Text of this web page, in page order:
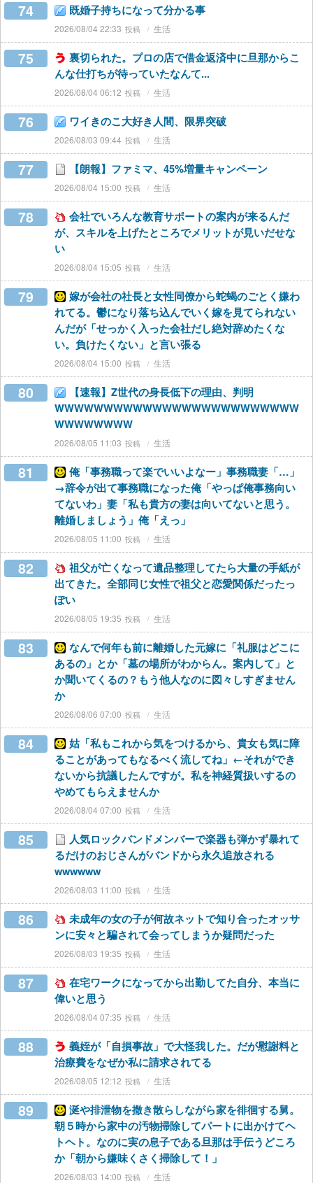
74 既婚子持ちになって分かる事
2026/08/04 22:33 生活
75
裏切られた。プロの店で借金返済中に旦那からこ
んな仕打ちが待っていたなんて...
2026/08/04 06:12 生活
76 ワイきのこ大好き人間、限界突破
2026/08/03 09:44 生活
77 【朗報】ファミマ、45%増量キャンペーン
2026/08/04 15:00 生活
78
会社でいろんな教育サポートの案内が来るんだ
が、スキルを上げたところでメリットが見いだせな
い
2026/08/04 15:05 生活
79
嫁が会社の社長と女性同僚から蛇蝎のごとく嫌わ
れてる。鬱になり落ち込んでいく嫁を見てられない
んだが「せっかく入った会社だし絶対辞めたくな
い。負けたくない」と言い張る
2026/08/04 15:00 生活
80
【速報】Z世代の身長低下の理由、判明
WWWWWWWWWWWWWWWWWWWWWWWWW
WWWWWWWW
2026/08/05 11:03 生活
81
俺「事務職って楽でいいよなー」事務職妻「…」
→辞令が出て事務職になった俺「やっぱ俺事務向い
てないわ」妻「私も貴方の妻は向いてないと思う。
離婚しましょう」俺「えっ」
2026/08/05 11:00 生活
82
祖父が亡くなって遺品整理してたら大量の手紙が
出てきた。全部同じ女性で祖父と恋愛関係だったっ
ぽい
2026/08/05 19:35 生活
83
なんで何年も前に離婚した元嫁に「礼服はどこに
あるの」とか「墓の場所がわからん。案内して」と
か聞いてくるの？もう他人なのに図々しすぎません
か
2026/08/06 07:00 生活
84
姑「私もこれから気をつけるから、貴女も気に障
ることがあってもなるべく流してね」←それができ
ないから抗議したんですが。私を神経質扱いするの
やめてもらえませんか
2026/08/04 07:00 生活
85
人気ロックバンドメンバーで楽器も弾かず暴れて
るだけのおじさんがバンドから永久追放される
wwwwww
2026/08/03 11:00 生活
86
未成年の女の子が何故ネットで知り合ったオッサ
ンに安々と騙されて会ってしまうか疑問だった
2026/08/03 19:35 生活
87
在宅ワークになってから出勤してた自分、本当に
偉いと思う
2026/08/04 07:35 生活
88
義姪が「自損事故」で大怪我した。だが慰謝料と
治療費をなぜか私に請求されてる
2026/08/05 12:12 生活
89
涎や排泄物を撒き散らしながら家を徘徊する舅。
朝５時から家中の汚物掃除してパートに出かけてヘ
トヘト。なのに実の息子である旦那は手伝うどころ
か「朝から嫌味くさく掃除して！」
2026/08/03 14:00 生活